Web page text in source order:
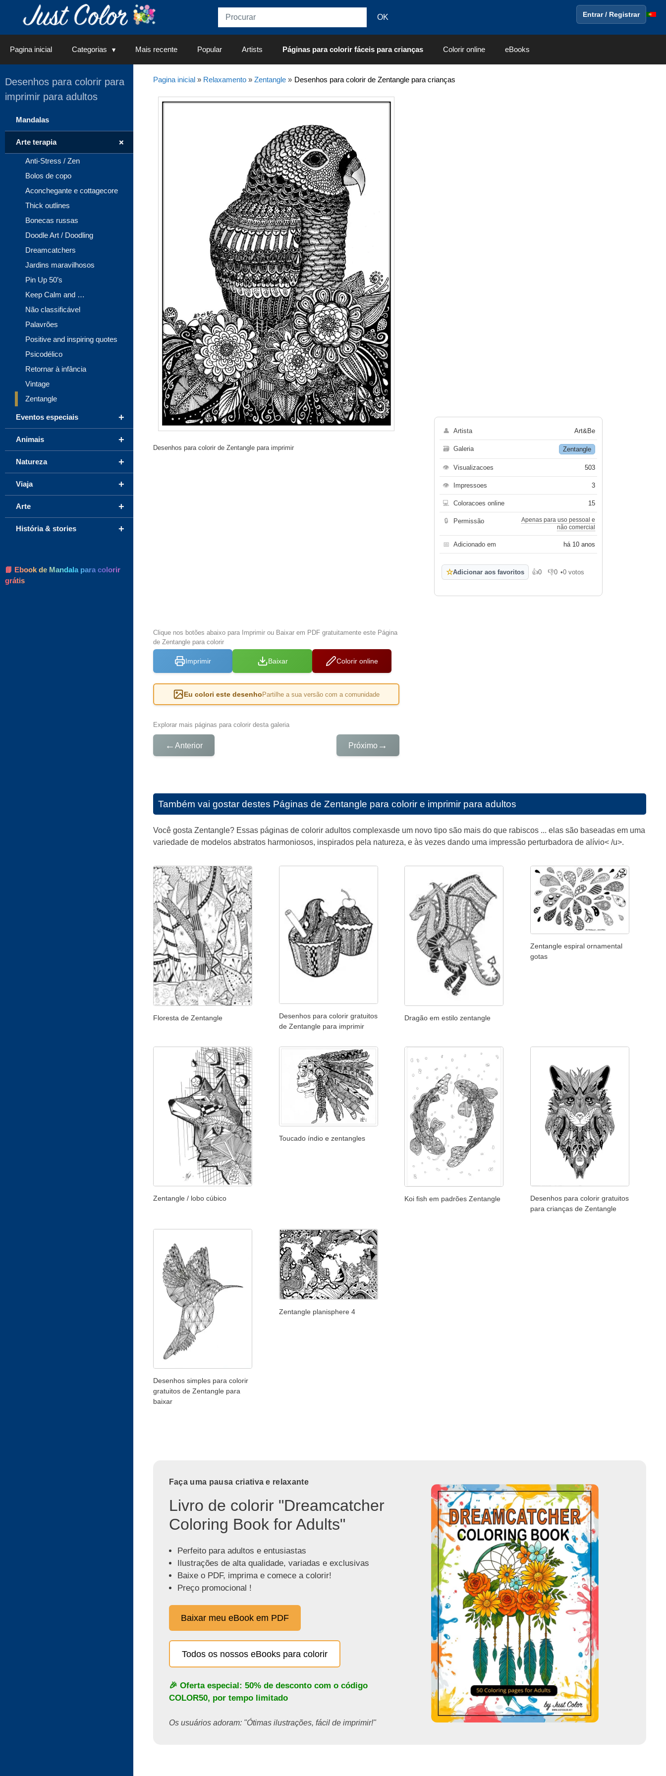
Entrar / Registrar
Pagina inicial Categorias Mais recente Popular Artists Páginas para colorir fáceis para crianças Colorir online eBooks
Pagina inicial» Relaxamento» Zentangle» Desenhos para colorir de Zentangle para crianças
Desenhos para colorir de Zentangle para imprimir
Clique nos botões abaixo para Imprimir ou Baixar em PDF gratuitamente este Página
de Zentangle para colorir
Imprimir Baixar Colorir online
Eu colori este desenho Partilhe a sua versão com a comunidade
Explorar mais páginas para colorir desta galeria
← Anterior Próximo →
👤 Artista Art&Be
🗃 Galeria Zentangle
👁 Visualizacoes 503
👁 Impressoes 3
💻 Coloracoes online 15
🔒 Permissão
Apenas para uso pessoal e
não comercial
📅 Adicionado em há 10 anos
☆Adicionar aos favoritos 👍0
Gosto 👎0
Não gosto
•0 votos
Também vai gostar destes Páginas de Zentangle para colorir e imprimir para adultos
Você gosta Zentangle? Essas páginas de colorir adultos complexasde um novo tipo são mais do que rabiscos ... elas são baseadas em uma
variedade de modelos abstratos harmoniosos, inspirados pela natureza, e às vezes dando uma impressão perturbadora de alívio< /u>.
Floresta de Zentangle
Desenhos para colorir gratuitos
de Zentangle para imprimir
Dragão em estilo zentangle
Zentangle espiral ornamental
gotas
Zentangle / lobo cúbico
Toucado índio e zentangles
Koi fish em padrões Zentangle
Desenhos para colorir gratuitos
para crianças de Zentangle
Desenhos simples para colorir
gratuitos de Zentangle para
baixar
Zentangle planisphere 4
Faça uma pausa criativa e relaxante
Livro de colorir "Dreamcatcher
Coloring Book for Adults"
Perfeito para adultos e entusiastas
Ilustrações de alta qualidade, variadas e exclusivas
Baixe o PDF, imprima e comece a colorir!
Preço promocional !
Baixar meu eBook em PDF
Todos os nossos eBooks para colorir
🎉 Oferta especial: 50% de desconto com o código
COLOR50, por tempo limitado
Os usuários adoram: "Ótimas ilustrações, fácil de imprimir!"
Desenhos para colorir para
imprimir para adultos
Mandalas
+
Arte terapia
Anti-Stress / Zen
Bolos de copo
Aconchegante e cottagecore
Thick outlines
Bonecas russas
Doodle Art / Doodling
Dreamcatchers
Jardins maravilhosos
Pin Up 50’s
Keep Calm and …
Não classificável
Palavrões
Positive and inspiring quotes
Psicodélico
Retornar à infância
Vintage
Zentangle
+
Eventos especiais
+
Animais
+
Natureza
+
Viaja
+
Arte
+
História & stories
📘 Ebook de Mandala para colorir
grátis